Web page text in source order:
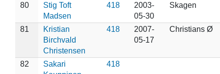
80
Stig Toft
Madsen
418
2003-
05-30
Skagen
81
Kristian
Birchvald
Christensen
418
2007-
05-17
Christians Ø
82
Sakari
418